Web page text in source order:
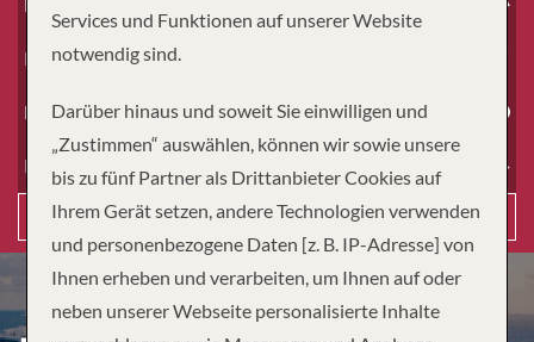
Kinder
Dauer
Reiseart
Suchen
Services und Funktionen auf unserer Website
notwendig sind.
Darüber hinaus und soweit Sie einwilligen und
„Zustimmen“ auswählen, können wir sowie unsere
bis zu fünf Partner als Drittanbieter Cookies auf
Ihrem Gerät setzen, andere Technologien verwenden
und personenbezogene Daten [z. B. IP-Adresse] von
Ihnen erheben und verarbeiten, um Ihnen auf oder
neben unserer Webseite personalisierte Inhalte